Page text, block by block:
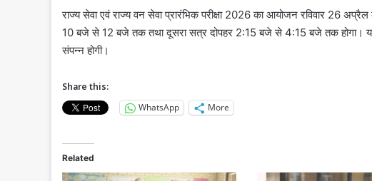
राज्य सेवा एवं राज्य वन सेवा प्रारंभिक परीक्षा 2026 का आयोजन रविवार 26
10 बजे से 12 बजे तक तथा दूसरा सत्र दोपहर 2:15 बजे से 4:15 बजे तक होगा। यह
संपन्न होगी।
Share this:
WhatsApp
More
Related